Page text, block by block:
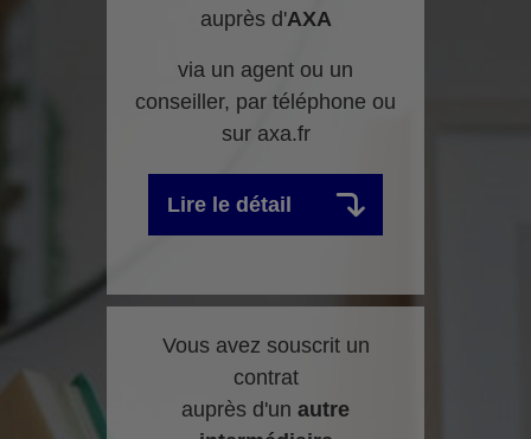
auprès d'AXA
via un agent ou un
conseiller, par téléphone ou
sur axa.fr
Lire le détail
Vous avez souscrit un
contrat
auprès d'un autre